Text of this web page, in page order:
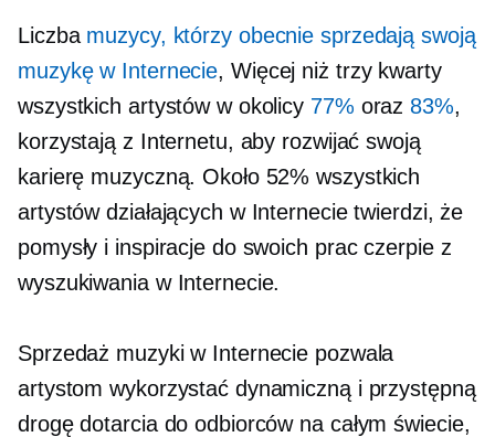
Liczba muzycy, którzy obecnie sprzedają swoją
muzykę w Internecie, Więcej niż trzy kwarty
wszystkich artystów w okolicy 77% oraz 83%,
korzystają z Internetu, aby rozwijać swoją
karierę muzyczną. Około 52% wszystkich
artystów działających w Internecie twierdzi, że
pomysły i inspiracje do swoich prac czerpie z
wyszukiwania w Internecie.
Sprzedaż muzyki w Internecie pozwala
artystom wykorzystać dynamiczną i przystępną
drogę dotarcia do odbiorców na całym świecie,